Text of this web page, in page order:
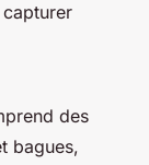
des
bagues,